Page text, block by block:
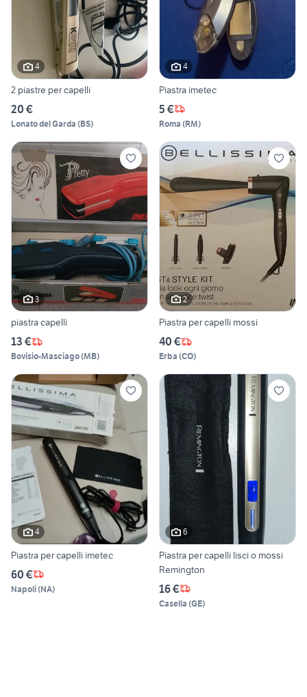
4
2 piastre per capelli
20 €
Lonato del Garda (BS)
4
Piastra imetec
5 €
Roma (RM)
3
piastra capelli
13 €
Bovisio-Masciago(MB)
2
Piastra per capelli mossi
40 €
Erba (CO)
4
Piastra per capelli imetec
60 €
Napoli(NA)
6
Piastra per capelli lisci o mossi
Remington
16 €
Casella (GE)